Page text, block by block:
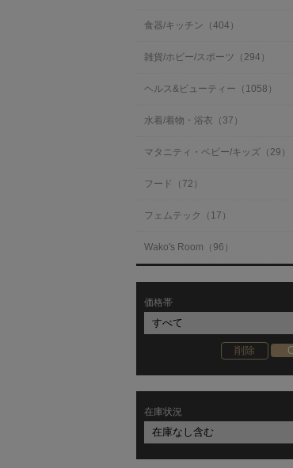
食器/キッチン（404）
雑貨/ホビー/スポーツ（294）
ヘルス&ビューティー（1058）
水着/着物・浴衣（37）
マタニティ・ベビー/キッズ（29）
フード（72）
フェムテック（17）
Wako's Room（96）
価格帯
在庫状況